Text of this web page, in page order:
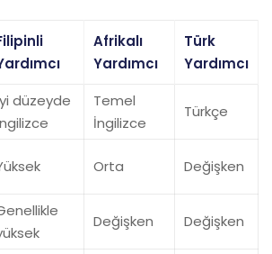
Afrikalı
Yardımcı
Türk
Yardımcı
düzeyde
Temel
İngilizce
Türkçe
Orta Değişken
Değişken Değişken